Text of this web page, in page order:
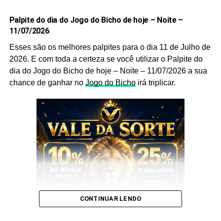
Não deixe de anotar.
Prepare caneta e papel e Anote cada
você faça o jogo perfeito, e aumente a sua probabilidade
de ganhar nojogo do bicho no dia 25 de Junho de 2026.
Após anotar as nossas dicas e os nossospalpites do
são indispensáveis, pois as utilizamos você aumenta
ainda mais a sua chance de acertar o bicho
que vai dar
no poste.
Palpite do dia do Jogo do Bicho
Sem mais delongas esses são os nossosPalpites
Palpite do dia do Jogo do Bicho de hoje – Noite –
11/07/2026
Esses são os melhores palpites para o dia 11 de Julho de
2026. E com toda a certeza se você utilizar o Palpite do
dia do Jogo do Bicho de hoje – Noite – 11/07/2026 a sua
chance de ganhar no Jogo do Bichoirá triplicar.
CONTINUAR LENDO